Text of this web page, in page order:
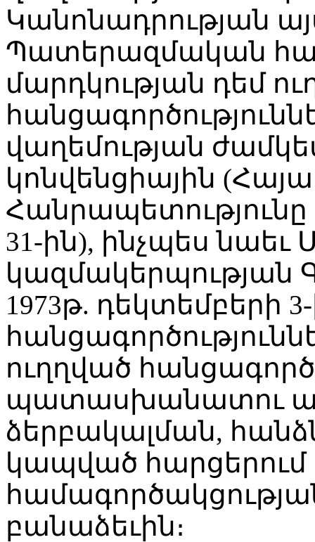
Կանոնադրության
Պատերազմական
մարդկության դեմ
վաղեմության
կոնվենցիային
Հանրապետությունը
31-ին), ինչպես
կազմակերպության
1973թ.
ուղղված
պատասխանատու
ձերբակալման,
կապված հարցերում
բանաձեւին։